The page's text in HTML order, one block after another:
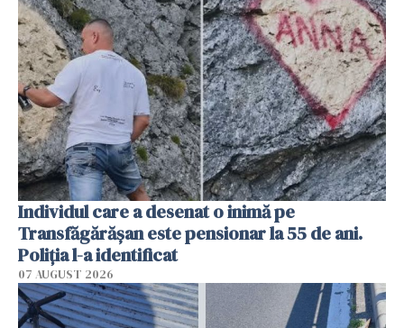
Individul care a desenat o inimă pe
Transfăgărășan este pensionar la 55 de ani.
Poliția l-a identificat
07 AUGUST 2026